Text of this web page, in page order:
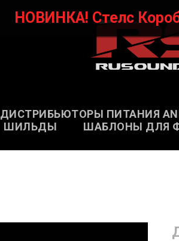
ДИСТРИБЬЮТОРЫ ПИТАНИЯ
ШИЛЬДЫ ШАБЛОНЫ ДЛЯ
НОВИНКА! Стелс